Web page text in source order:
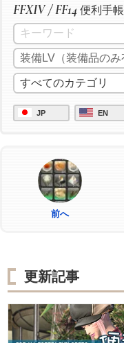
FFXIV / FF14 便利手帳
JP EN
前へ
更新記事